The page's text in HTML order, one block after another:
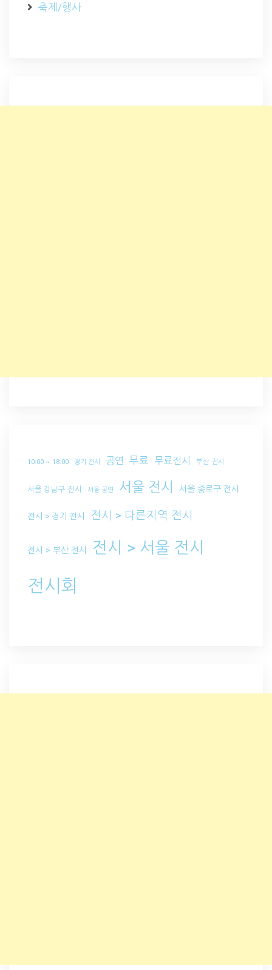
축제/행사
10:00 ~ 18:00 경기 전시 공연 무료 무료전시 부산 전시
서울 강남구 전시 서울 공연 서울 전시 서울 종로구 전시
전시 > 경기 전시 전시 > 다른지역 전시
전시 > 부산 전시 전시 > 서울 전시
전시회